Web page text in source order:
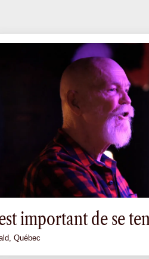
important de se
Québec